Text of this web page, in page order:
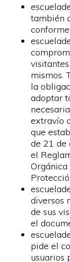
también
mismos.
la
adoptar
extravío
que
de 21 de
el
diversos
de sus
el
pide el
usuarios